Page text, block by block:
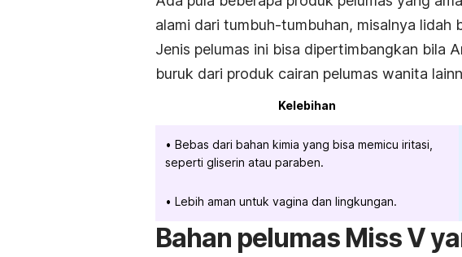
alami dari tumbuh-tumbuhan, misalnya lidah
Jenis pelumas ini bisa dipertimbangkan bila
buruk dari produk cairan pelumas wanita
Kelebihan
Bebas dari bahan kimia yang bisa memicu iritasi,
seperti gliserin atau paraben.
Lebih aman untuk vagina dan lingkungan.
Bahan pelumas Miss V